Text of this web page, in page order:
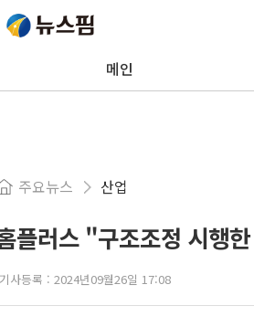
메인
주요뉴스 산업
플러스 "구조조정 시행
기사등록 : 2024년09월26일 17:08